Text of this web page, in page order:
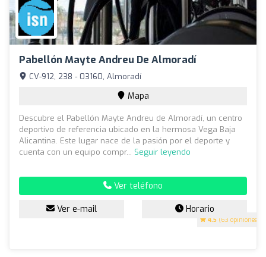
Pabellón Mayte Andreu De Almoradí
4.5 (63 opiniones)
CV-912, 238 - 03160, Almoradí
Mapa
Descubre el Pabellón Mayte Andreu de Almoradí, un centro
deportivo de referencia ubicado en la hermosa Vega Baja
Alicantina. Este lugar nace de la pasión por el deporte y
cuenta con un equipo compr... Seguir leyendo
Ver teléfono
Ver e-mail Horario